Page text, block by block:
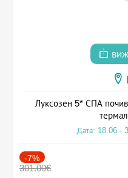
Луксозен 5* СПА
Дата: 18.06 -
-7%
301.00€